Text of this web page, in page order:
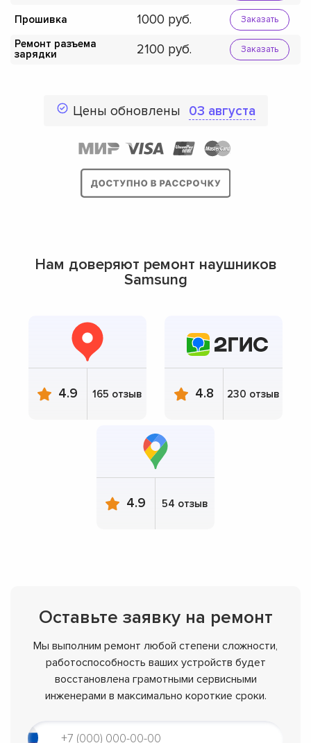
Прошивка 1000 Заказать
Ремонт разъема
зарядки
2100 Заказать
Цены обновлены 03 августа
Нам доверяют ремонт наушников
Samsung
4.9 165 отзыв 4.8 230 отзыв
4.9 54 отзыв
Оставьте заявку на ремонт
Мы выполним ремонт любой степени сложности,
работоспособность ваших устройств будет
восстановлена грамотными сервисными
инженерами в максимально короткие сроки.